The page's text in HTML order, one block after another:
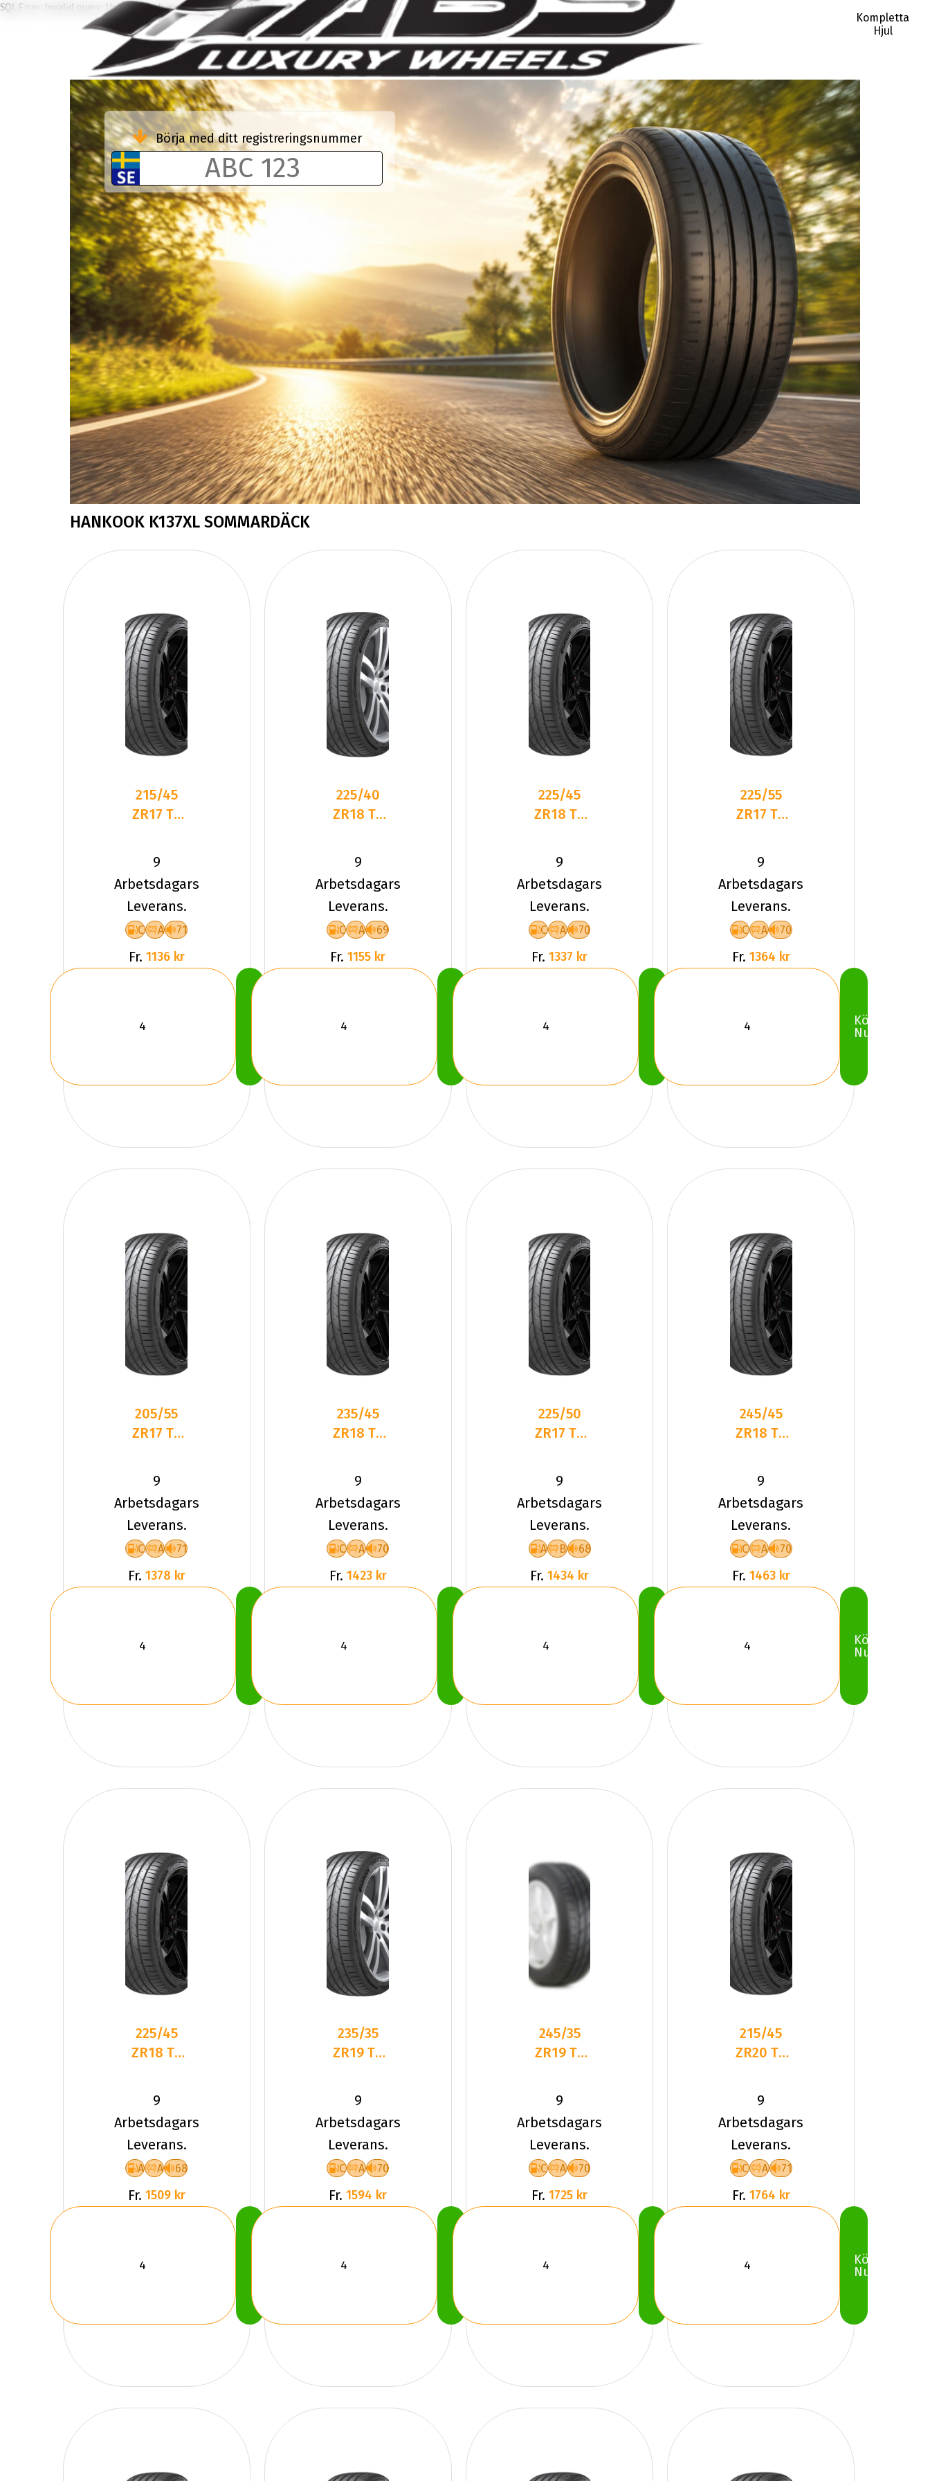
Kompletta
Hjul
SQL Error: Invalid query: Unknown column 'K13' in 'where clause'
Börja med ditt registreringsnummer
HANKOOK K137XL SOMMARDÄCK
215/45
ZR17 TL
EVO XL
9
Arbetsdagars
Leverans.
C A 71
Fr. 1136 kr
225/40
ZR18 TL
EVO XL +
9
Arbetsdagars
Leverans.
C A 69
Fr. 1155 kr
225/45
ZR18 TL
EVO XL
9
Arbetsdagars
Leverans.
C A 70
Fr. 1337 kr
225/55
ZR17 TL
EVO XL
9
Arbetsdagars
Leverans.
C A 70
Fr. 1364 kr
Köp
Nu
205/55
ZR17 TL
K137 VEN
EVO XL
9
Arbetsdagars
Leverans.
C A 71
Fr. 1378 kr
235/45
ZR18 TL
K137 VEN
EVO XL
9
Arbetsdagars
Leverans.
C A 70
Fr. 1423 kr
225/50
ZR17 TL
K137 VEN
EVO XL *
9
Arbetsdagars
Leverans.
A B 68
Fr. 1434 kr
245/45
ZR18 TL
K137 VEN
EVO XL
9
Arbetsdagars
Leverans.
C A 70
Fr. 1463 kr
Köp
Nu
225/45
ZR18 TL
K137 VEN
EVO XL *
9
Arbetsdagars
Leverans.
A A 68
Fr. 1509 kr
235/35
ZR19 TL
K137 VEN
EVO XL +
9
Arbetsdagars
Leverans.
C A 70
Fr. 1594 kr
245/35
ZR19 TL
K137 VEN
EVO XL
9
Arbetsdagars
Leverans.
C A 70
Fr. 1725 kr
215/45
ZR20 TL
K137 VEN
EVO XL
9
Arbetsdagars
Leverans.
C A 71
Fr. 1764 kr
Köp
Nu